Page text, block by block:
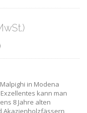
in Modena
kann man
8 Jahre alten
Akazienholzfässern